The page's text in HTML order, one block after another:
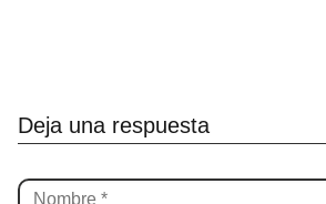
Deja una respuesta